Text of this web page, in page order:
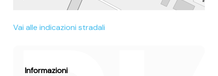
Vai alle indicazioni stradali
Informazioni